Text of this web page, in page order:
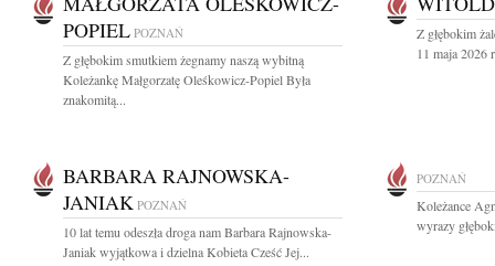
POPIEL POZNAŃ
Z głębokim smutkiem żegnamy naszą wybitną
Koleżankę Małgorzatę Oleśkowicz-Popiel Była
znakomitą...
Z głębokim
11 maja 2026
BARBARA RAJNOWSKA-
JANIAK POZNAŃ
10 lat temu odeszła droga nam Barbara Rajnowska-
Janiak wyjątkowa i dzielna Kobieta Cześć Jej...
POZNAŃ
Koleżance
wyrazy